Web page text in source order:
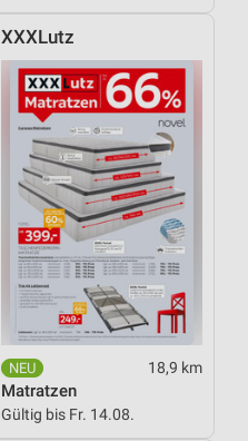
XXXLutz
18,9 km
Matratzen
Gültig bis Fr. 14.08.